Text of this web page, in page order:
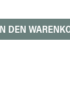
DEN